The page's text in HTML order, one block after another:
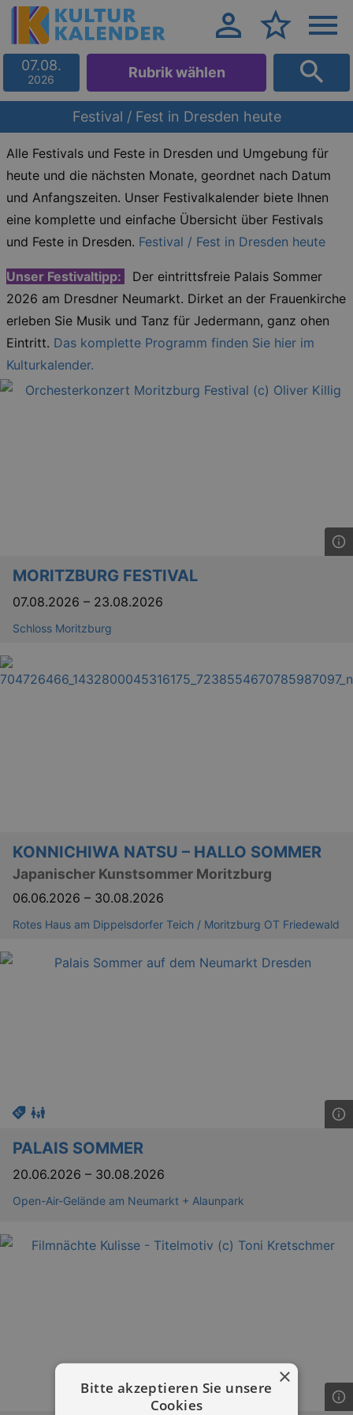
07.08.
2026 Rubrik wählen
Festival / Fest in Dresden heute
Alle Festivals und Feste in Dresden und Umgebung für
heute und die nächsten Monate, geordnet nach Datum
und Anfangszeiten. Unser Festivalkalender biete Ihnen
eine komplette und einfache Übersicht über Festivals
und Feste in Dresden. Festival / Fest in Dresden heute
Unser Festivaltipp:
Der eintrittsfreie Palais Sommer
2026 am Dresdner Neumarkt. Dirket an der Frauenkirche
erleben Sie Musik und Tanz für Jedermann, ganz ohen
Eintritt. Das komplette Programm finden Sie hier im
Kulturkalender.
MORITZBURG FESTIVAL
07.08.2026 – 23.08.2026
Schloss Moritzburg
KONNICHIWA NATSU – HALLO SOMMER
Japanischer Kunstsommer Moritzburg
06.06.2026 – 30.08.2026
Rotes Haus am Dippelsdorfer Teich / Moritzburg OT Friedewald
PALAIS SOMMER
20.06.2026 – 30.08.2026
Open-Air-Gelände am Neumarkt + Alaunpark
×
Bitte akzeptieren Sie unsere
Cookies